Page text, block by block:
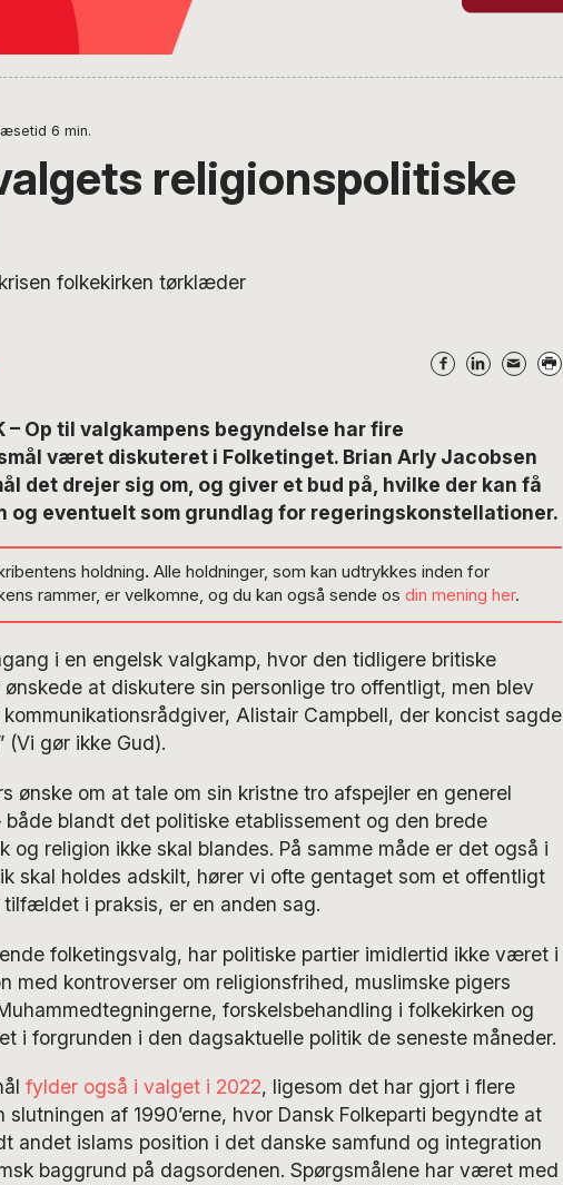
6 min.
religionspolitiske
– Op til valgkampens begyndelse har fire
været diskuteret i Folketinget. Brian Arly Jacobsen
det drejer sig om, og giver et bud på, hvilke der kan få
og eventuelt som grundlag for regeringskonstellationer.
holdning. Alle holdninger, som kan udtrykkes inden for
rammer, er velkomne, og du kan også sende osdin mening her.
i en engelsk valgkamp, hvor den tidligere britiske
ønskede at diskutere sin personlige tro offentligt, men blev
Alistair Campbell, der koncist sagde
(Vi gør ikke Gud).
ønske om at tale om sin kristne tro afspejler en generel
både blandt det politiske etablissement og den brede
og religion ikke skal blandes. På samme måde er det også i
skal holdes adskilt, hører vi ofte gentaget som et offentligt
i praksis, er en anden sag.
folketingsvalg, har politiske partier imidlertid ikke været i
med kontroverser om religionsfrihed, muslimske pigers
forskelsbehandling i folkekirken og
i forgrunden i den dagsaktuelle politik de seneste måneder.
fylder også i valget i 2022, ligesom det har gjort i flere
af 1990’erne, hvor Dansk Folkeparti begyndte at
andet islams position i det danske samfund og integration
baggrund på dagsordenen. Spørgsmålene har været med